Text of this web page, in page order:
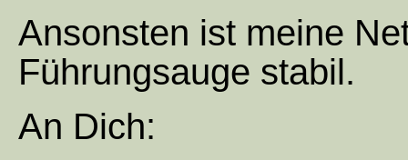
Ansonsten ist meine
Führungsauge stabil.
An Dich: